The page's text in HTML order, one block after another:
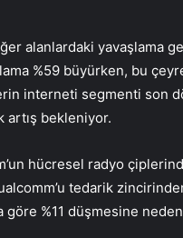
alanlardaki yavaşlama
%59 büyürken, bu
interneti segmenti son
artış bekleniyor.
hücresel radyo
tedarik
%11 düşmesine